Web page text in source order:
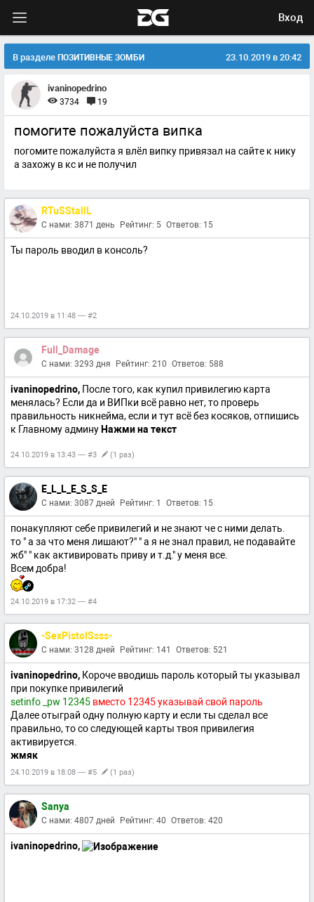
Вход
В разделе ПОЗИТИВНЫЕ ЗОМБИ 23.10.2019 в 20:42
ivaninopedrino
3734 19
помогите пожалуйста випка
погомите пожалуйста я влёл випку привязал на сайте к нику
а захожу в кс и не получил
RTuSStallL
С нами: 3871 день Рейтинг: 5 Ответов: 15
Ты пароль вводил в консоль?
24.10.2019 в 11:48 — #2
Full_Damage
С нами: 3293 дня Рейтинг: 210 Ответов: 588
ivaninopedrino, После того, как купил привилегию карта
менялась? Если да и ВИПки всё равно нет, то проверь
правильность никнейма, если и тут всё без косяков, отпишись
к Главному админу Нажми на текст
24.10.2019 в 13:43 — #3 (1 раз)
E_L_L_E_S_S_E
С нами: 3087 дней Рейтинг: 1 Ответов: 15
понакупляют себе привилегий и не знают че с ними делать.
то " а за что меня лишают?" " а я не знал правил, не подавайте
жб" " как активировать приву и т.д." у меня все.
Всем добра!
24.10.2019 в 17:32 — #4
-SexPistolSsss-
С нами: 3128 дней Рейтинг: 141 Ответов: 521
ivaninopedrino, Короче вводишь пароль который ты указывал
при покупке привилегий
setinfo _pw 12345 вместо 12345 указывай свой пароль
Далее отыграй одну полную карту и если ты сделал все
правильно, то со следующей карты твоя привилегия
активируется.
жмяк
24.10.2019 в 18:08 — #5 (1 раз)
Sanya
С нами: 4807 дней Рейтинг: 40 Ответов: 420
ivaninopedrino,